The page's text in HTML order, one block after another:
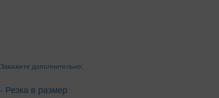
Закажите дополнительно:
- Резка в размер